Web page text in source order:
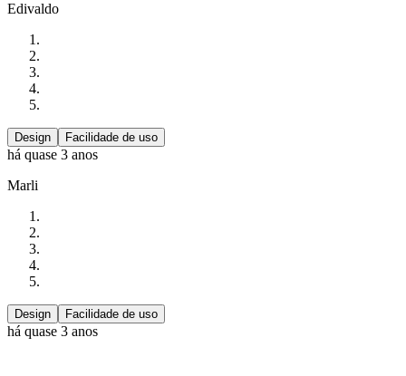
Edivaldo
Design Facilidade de uso
há quase 3 anos
Marli
Design Facilidade de uso
há quase 3 anos